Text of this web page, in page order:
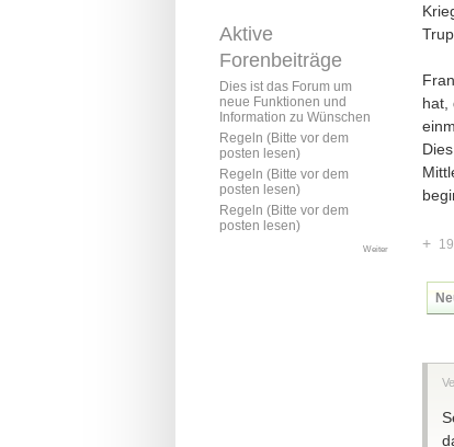
Aktive
Forenbeiträge
Dies ist das Forum um
neue Funktionen und
Information zu Wünschen
Regeln (Bitte vor dem
posten lesen)
Regeln (Bitte vor dem
posten lesen)
Regeln (Bitte vor dem
posten lesen)
Weiter
hat,
+